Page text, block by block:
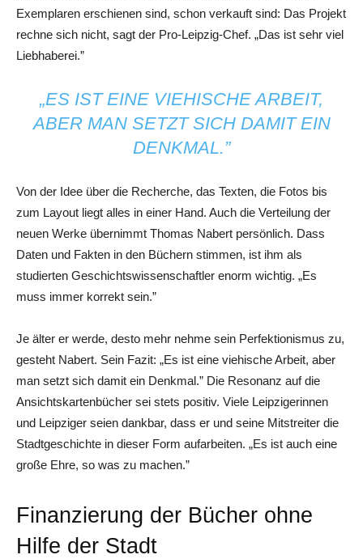
Exemplaren erschienen sind, schon verkauft sind: Das Projekt
rechne sich nicht, sagt der Pro-Leipzig-Chef. „Das ist sehr viel
Liebhaberei.”
„ES IST EINE VIEHISCHE ARBEIT,
ABER MAN SETZT SICH DAMIT EIN
DENKMAL.”
Von der Idee über die Recherche, das Texten, die Fotos bis
zum Layout liegt alles in einer Hand. Auch die Verteilung der
neuen Werke übernimmt Thomas Nabert persönlich. Dass
Daten und Fakten in den ­Büchern stimmen, ist ihm als
studierten Geschichtswissenschaftler enorm wichtig. „Es
muss immer korrekt sein.”
Je älter er werde, desto mehr nehme sein Perfektionismus zu,
gesteht Nabert. Sein Fazit: „Es ist eine viehische Arbeit, aber
man setzt sich damit ein Denkmal.” Die Resonanz auf die
Ansichtskartenbücher sei stets positiv. Viele Leipzigerinnen
und Leipziger seien dankbar, dass er und seine Mitstreiter die
Stadtgeschichte in dieser Form aufarbeiten. „Es ist auch eine
große Ehre, so was zu machen.”
Finanzierung der Bücher ohne
Hilfe der Stadt